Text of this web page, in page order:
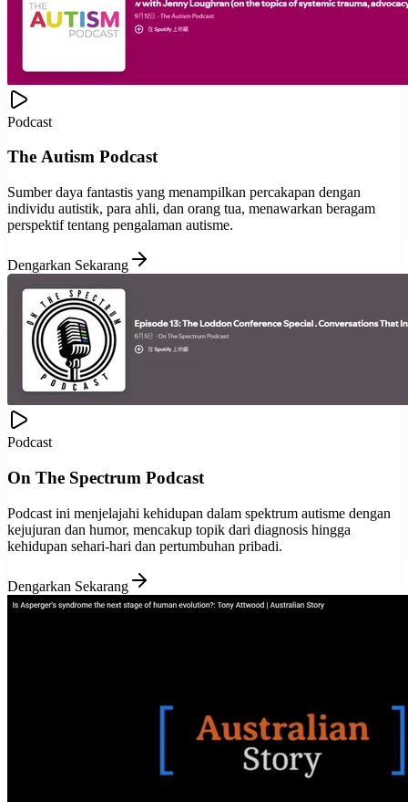
Podcast
The Autism Podcast
Sumber daya fantastis yang menampilkan percakapan dengan
individu autistik, para ahli, dan orang tua, menawarkan beragam
perspektif tentang pengalaman autisme.
Dengarkan Sekarang
Podcast
On The Spectrum Podcast
Podcast ini menjelajahi kehidupan dalam spektrum autisme dengan
kejujuran dan humor, mencakup topik dari diagnosis hingga
kehidupan sehari-hari dan pertumbuhan pribadi.
Dengarkan Sekarang